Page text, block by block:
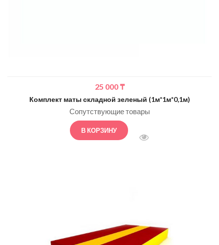
25 000₸
Комплект маты складной зеленый (1м*1м*0,1м)
Сопутствующие товары
В КОРЗИНУ